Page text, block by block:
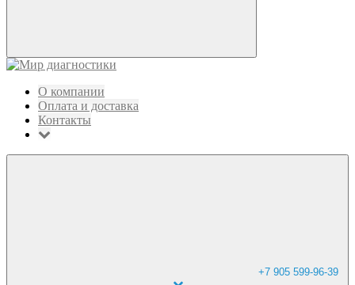
О компании
Оплата и доставка
Контакты
+7 905 599-96-39